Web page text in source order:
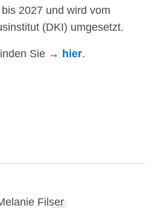
2027 und wird vom
(DKI) umgesetzt.
Sie → hier.